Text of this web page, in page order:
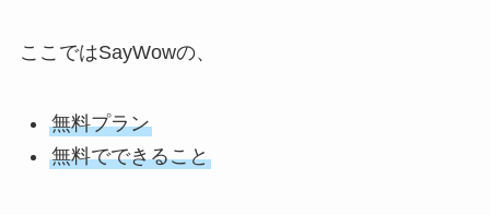
ここではSayWowの、
無料プラン
無料でできること